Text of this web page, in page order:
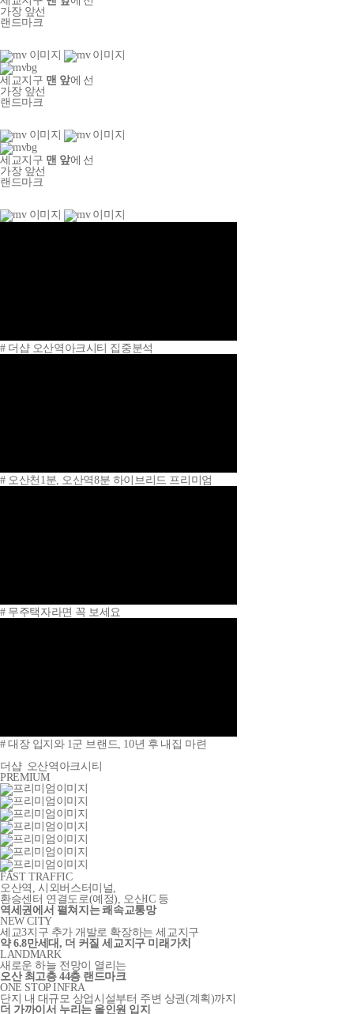
가장 앞선
랜드마크
세교지구 맨 앞에 선
가장 앞선
랜드마크
세교지구 맨 앞에 선
가장 앞선
랜드마크
# 더샵 오산역아크시티 집중분석
# 오산천1분, 오산역8분 하이브리드 프리미엄
# 무주택자라면 꼭 보세요
# 대장 입지와 1군 브랜드, 10년 후 내집 마련
더샵 오산역아크시티
PREMIUM
FAST TRAFFIC
오산역, 시외버스터미널,
환승센터 연결도로(예정) , 오산IC 등
역세권에서 펼쳐지는 쾌속교통망
NEW CITY
세교3지구 추가 개발로 확장하는 세교지구
약 6.8만세대, 더 커질 세교지구 미래가치
LANDMARK
새로운 하늘 전망이 열리는
오산 최고층 44층 랜드마크
ONE STOP INFRA
단지 내 대규모 상업시설부터 주변 상권(계획)까지
더 가까이서 누리는 올인원 입지